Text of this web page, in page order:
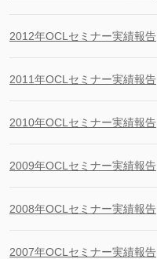
2012年OCLセミナー実績報告
2011年OCLセミナー実績報告
2010年OCLセミナー実績報告
2009年OCLセミナー実績報告
2008年OCLセミナー実績報告
2007年OCLセミナー実績報告